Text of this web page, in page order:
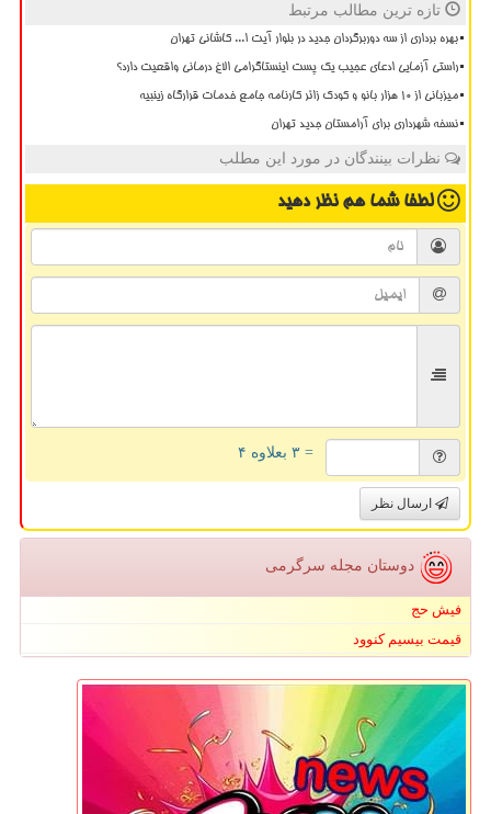
تازه ترین مطالب مرتبط
بهره برداری از سه دوربرگردان جدید در بلوار آیت ا... کاشانی تهران
راستی آزمایی ادعای عجیب یک پست اینستاگرامی الاغ درمانی واقعیت دارد؟
میزبانی از ۱۰ هزار بانو و کودک زائر کارنامه جامع خدمات قرارگاه زینبیه
نسخه شهرداری برای آرامستان جدید تهران
نظرات بینندگان در مورد این مطلب
لطفا شما همنظر دهید
= ۳ بعلاوه ۴
ارسال نظر
دوستان مجله سرگرمی
فیش حج
قیمت بیسیم کنوود